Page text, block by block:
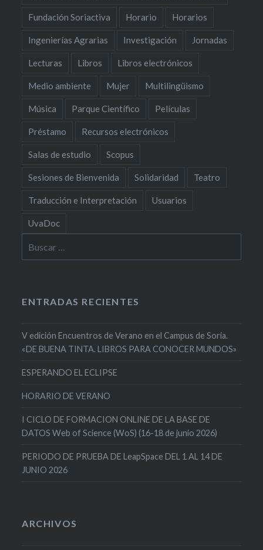
Fundación Soriactiva Horario Horarios
Ingenierías Agrarias Investigación Jornadas
Lecturas Libros Libros electrónicos
Medio ambiente Mujer Multilingüismo
Música Parque Científico Películas
Préstamo Recursos electrónicos
Salas de estudio Scopus
Sesiones de Bienvenida Solidaridad Teatro
Traducción e Interpretación Usuarios
UvaDoc
ENTRADAS RECIENTES
V edición Encuentros de Verano en el Campus de Soria.
«DE BUENA TINTA. LIBROS PARA CONOCER MUNDOS»
ESPERANDO EL ECLIPSE
HORARIO DE VERANO
I CICLO DE FORMACION ONLINE DE LA BASE DE
DATOS Web of Science (WoS) (16-18 de junio 2026)
PERIODO DE PRUEBA DE LeapSpace DEL 1 AL 14 DE
JUNIO 2026
ARCHIVOS